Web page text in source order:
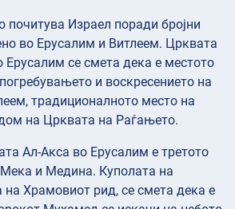
почитува Израел поради бројни
во Ерусалим и Витлеем. Црквата
Ерусалим се смета дека е местото
и воскресението на
традиционалното место на
на Црквата на Раѓањето.
Ал-Акса во Ерусалим е третото
Мека и Медина. Куполата на
на Храмовиот рид, се смета дека е